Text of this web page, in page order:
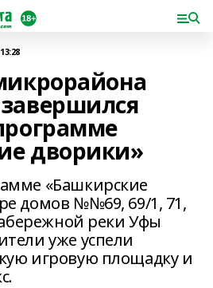
дворики»
«Башкирские
домов №№69, 69/1, 71,
реки Уфы
уже успели
игровую площадку и